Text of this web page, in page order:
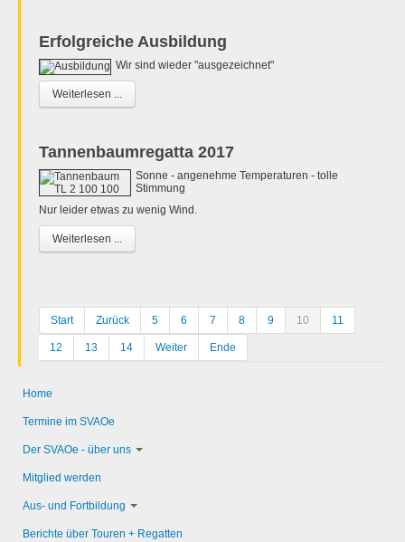
Erfolgreiche Ausbildung
Wir sind wieder "ausgezeichnet"
Weiterlesen ...
Tannenbaumregatta 2017
Sonne - angenehme Temperaturen - tolle
Stimmung
Nur leider etwas zu wenig Wind.
Weiterlesen ...
Start Zurück 5 6 7 8 9 10 11
12 13 14 Weiter Ende
Home
Termine im SVAOe
Der SVAOe - über uns
Mitglied werden
Aus- und Fortbildung
Berichte über Touren + Regatten